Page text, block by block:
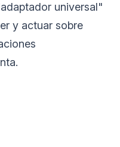
universal"
y actuar sobre